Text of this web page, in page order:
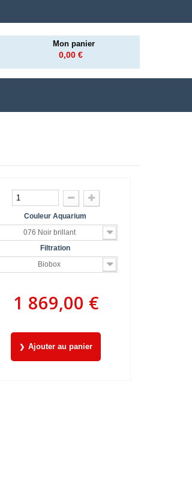
Mon panier
0,00 €
Couleur Aquarium
076 Noir brillant
Filtration
Biobox
1 869,00 €
Ajouter au panier